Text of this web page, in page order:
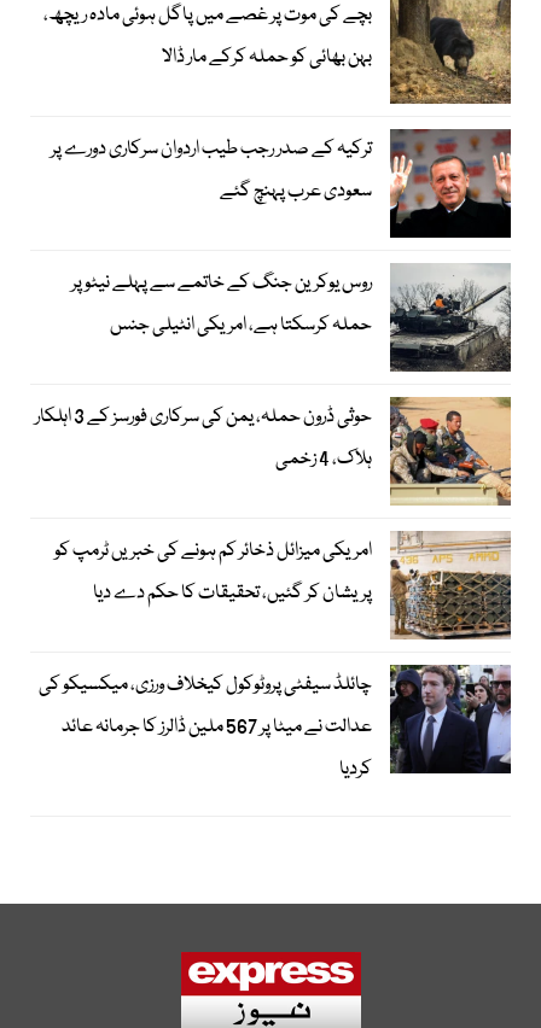
بچے کی موت پر غصے میں پاگل ہوئی مادہ ریچھ،
بہن بھائی کو حملہ کرکے مار ڈالا
ترکیہ کے صدر رجب طیب اردوان سرکاری دورے پر
سعودی عرب پہنچ گئے
روس یوکرین جنگ کے خاتمے سے پہلے نیٹو پر
حملہ کرسکتا ہے، امریکی انٹیلی جنس
حوثی ڈرون حملہ، یمن کی سرکاری فورسز کے 3 اہلکار
ہلاک، 4 زخمی
امریکی میزائل ذخائر کم ہونے کی خبریں ٹرمپ کو
پریشان کر گئیں، تحقیقات کا حکم دے دیا
چائلڈ سیفٹی پروٹوکول کیخلاف ورزی، میکسیکو کی
عدالت نے میٹا پر 567 ملین ڈالرز کا جرمانہ عائد
کردیا